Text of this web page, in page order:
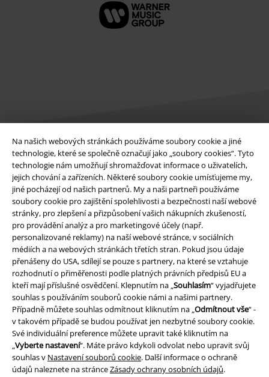
Na našich webových stránkách používáme soubory cookie a jiné
technologie, které se společně označují jako „soubory cookies“. Tyto
technologie nám umožňují shromažďovat informace o uživatelích,
jejich chování a zařízeních. Některé soubory cookie umísťujeme my,
jiné pocházejí od našich partnerů. My a naši partneři používáme
soubory cookie pro zajištění spolehlivosti a bezpečnosti naší webové
stránky, pro zlepšení a přizpůsobení vašich nákupních zkušeností,
pro provádění analýz a pro marketingové účely (např.
personalizované reklamy) na naší webové stránce, v sociálních
médiích a na webových stránkách třetích stran. Pokud jsou údaje
přenášeny do USA, sdílejí se pouze s partnery, na které se vztahuje
rozhodnutí o přiměřenosti podle platných právních předpisů EU a
kteří mají příslušné osvědčení. Klepnutím na „Souhlasím“ vyjadřujete
souhlas s používáním souborů cookie námi a našimi partnery.
Případně můžete souhlas odmítnout kliknutím na „Odmítnout vše“ -
v takovém případě se budou používat jen nezbytné soubory cookie.
Své individuální preference můžete upravit také kliknutím na
„Vyberte nastavení“. Máte právo kdykoli odvolat nebo upravit svůj
souhlas v Nastavení souborů cookie. Další informace o ochraně
údajů naleznete na stránceZásady ochrany osobních údajů.
Právní informace
Podmínky
Prohlášení
Ochrana osobních údajů
Likvidace odpadu a ochrana životního prostředí
Prohlášení o shodě
Informace o přístupnosti
Nastavení souborů cookie
Odstoupení od smlouvy